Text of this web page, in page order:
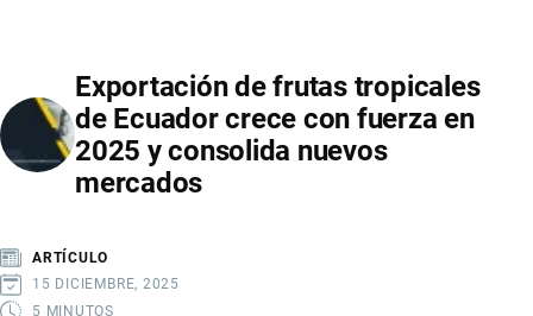
EL
PRECIO
MÍNIMO
DE
DE
BANANO
Exportación de frutas tropicales
de Ecuador crece con fuerza en
2025 y consolida nuevos
mercados
ARTÍCULO
15 DICIEMBRE, 2025
5 MINUTOS